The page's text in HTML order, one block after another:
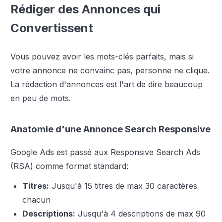
Rédiger des Annonces qui
Convertissent
Vous pouvez avoir les mots-clés parfaits, mais si
votre annonce ne convainc pas, personne ne clique.
La rédaction d'annonces est l'art de dire beaucoup
en peu de mots.
Anatomie d'une Annonce Search Responsive
Google Ads est passé aux Responsive Search Ads
(RSA) comme format standard:
Titres: Jusqu'à 15 titres de max 30 caractères
chacun
Descriptions: Jusqu'à 4 descriptions de max 90